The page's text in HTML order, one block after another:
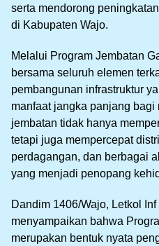
serta mendorong
di Kabupaten Wajo.
Melalui Program Jembatan
bersama seluruh elemen
pembangunan infrastruktur
manfaat jangka panjang
jembatan tidak hanya
tetapi juga mempercepat
perdagangan, dan berbagai
yang menjadi penopang
Dandim 1406/Wajo, Letkol Inf
menyampaikan bahwa
merupakan bentuk nyata